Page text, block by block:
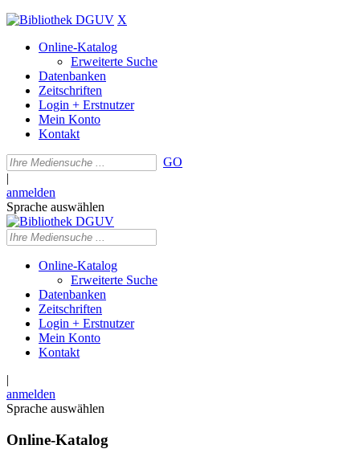
X
Online-Katalog
Erweiterte Suche
Datenbanken
Zeitschriften
Login + Erstnutzer
Mein Konto
Kontakt
GO
|
anmelden
Sprache auswählen
Online-Katalog
Erweiterte Suche
Datenbanken
Zeitschriften
Login + Erstnutzer
Mein Konto
Kontakt
|
anmelden
Sprache auswählen
Online-Katalog